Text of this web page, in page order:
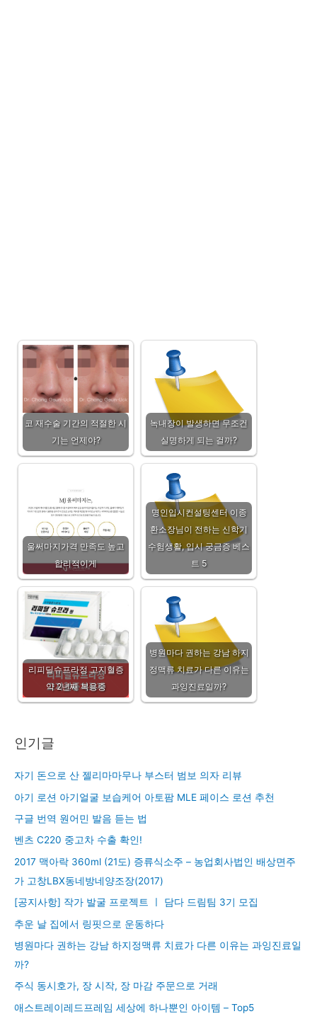
코 재수술 기간의 적절한 시
기는 언제야?
녹내장이 발생하면 무조건
실명하게 되는 걸까?
울써마지가격 만족도 높고
합리적이게
명인입시컨설팅센터 이종
환소장님이 전하는 신학기
수험생활, 입시 궁금증 베스
트 5
리피딜슈프라정 고지혈증
약 2년째 복용중
병원마다 권하는 강남 하지
정맥류 치료가 다른 이유는
과잉진료일까?
인기글
자기 돈으로 산 젤리마마무나 부스터 범보 의자 리뷰
아기 로션 아기얼굴 보습케어 아토팜 MLE 페이스 로션 추천
구글 번역 원어민 발음 듣는 법
벤츠 C220 중고차 수출 확인!
2017 맥아락 360ml (21도) 증류식소주 – 농업회사법인 배상면주
가 고창LBX동네방네양조장(2017)
[공지사항] 작가 발굴 프로젝트 ㅣ 담다 드림팀 3기 모집
추운 날 집에서 링핏으로 운동하다
병원마다 권하는 강남 하지정맥류 치료가 다른 이유는 과잉진료일
까?
주식 동시호가, 장 시작, 장 마감 주문으로 거래
애스트레이레드프레임 세상에 하나뿐인 아이템 – Top5